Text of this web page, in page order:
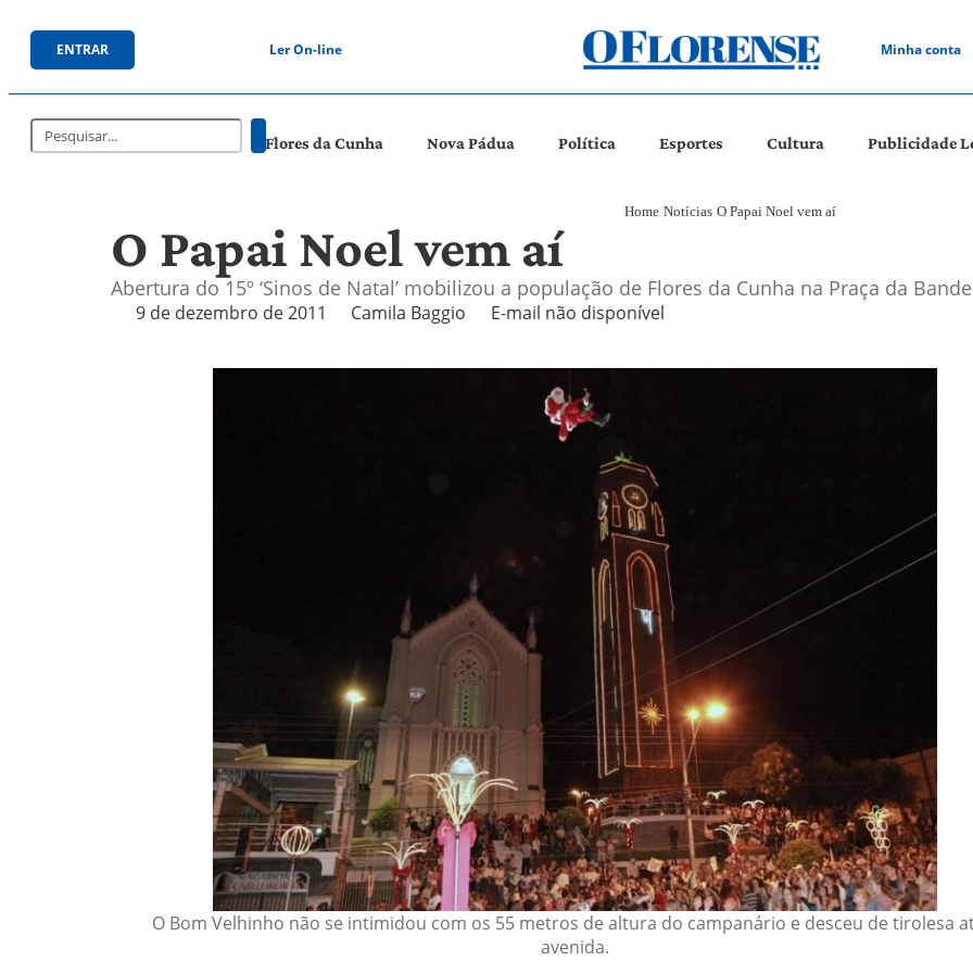
ENTRAR Ler On-line Minha conta
Flores da Cunha Nova Pádua Política Esportes Cultura Publicidade
Home Notícias O Papai Noel vem aí
O Papai Noel vem aí
Abertura do 15º ‘Sinos de Natal’ mobilizou a população de Flores da Cunha na Praça da
9 de dezembro de 2011 Camila Baggio E-mail não disponível
O Bom Velhinho não se intimidou com os 55 metros de altura do campanário e desceu de tirolesa
avenida.